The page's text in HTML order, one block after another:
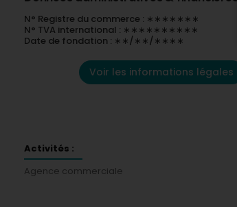
N° Registre du commerce : ∗∗∗∗∗∗∗
N° TVA international : ∗∗∗∗∗∗∗∗∗∗
Date de fondation : ∗∗/∗∗/∗∗∗∗
Voir les informations légales
Activités :
Agence commerciale